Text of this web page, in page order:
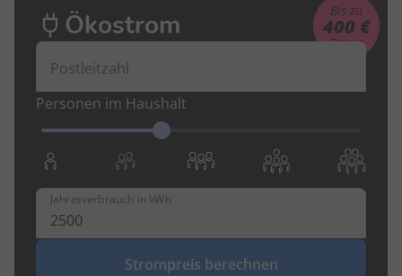
Ökostrom Bis zu
400 €
Bonus
Postleitzahl
Personen im Haushalt
Jahresverbrauch in kWh
Strompreis berechnen